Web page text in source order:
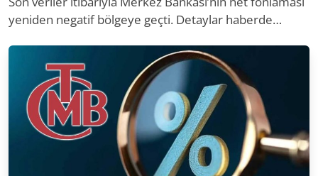
yeniden negatif bölgeye geçti. Detaylar haberde…